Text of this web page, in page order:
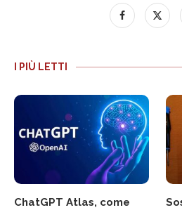
I PIÙ LETTI
ChatGPT Atlas, come